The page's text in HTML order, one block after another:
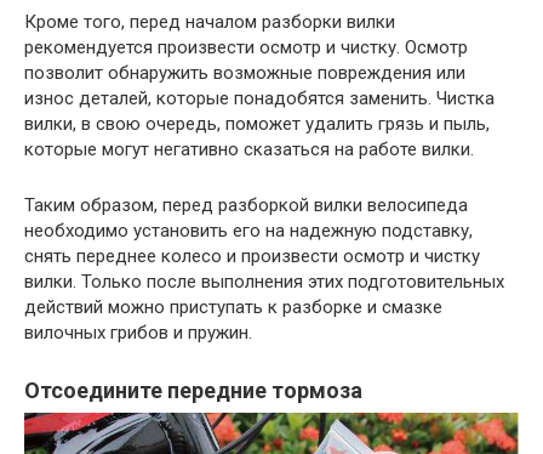
Кроме того, перед началом разборки вилки
рекомендуется произвести осмотр и чистку. Осмотр
позволит обнаружить возможные повреждения или
износ деталей, которые понадобятся заменить. Чистка
вилки, в свою очередь, поможет удалить грязь и пыль,
которые могут негативно сказаться на работе вилки.
Таким образом, перед разборкой вилки велосипеда
необходимо установить его на надежную подставку,
снять переднее колесо и произвести осмотр и чистку
вилки. Только после выполнения этих подготовительных
действий можно приступать к разборке и смазке
вилочных грибов и пружин.
Отсоедините передние тормоза